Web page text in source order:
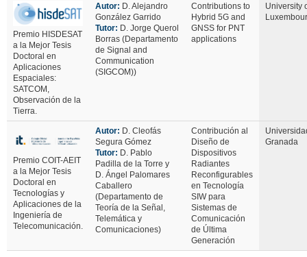
Premio HISDESAT
a la Mejor Tesis
Doctoral en
Aplicaciones
Espaciales:
SATCOM,
Observación de la
Tierra.
Autor: D. Alejandro
González Garrido
Tutor: D. Jorge Querol
Borras (Departamento
de Signal and
Communication
(SIGCOM))
Contributions to
Hybrid 5G and
GNSS for PNT
applications
University
Premio COIT-AEIT
a la Mejor Tesis
Doctoral en
Tecnologías y
Aplicaciones de la
Ingeniería de
Telecomunicación.
Autor: D. Cleofás
Segura Gómez
Tutor: D. Pablo
Padilla de la Torre y
D. Ángel Palomares
Caballero
(Departamento de
Teoría de la Señal,
Telemática y
Comunicaciones)
Contribución al
Diseño de
Dispositivos
Radiantes
Reconfigurables
en Tecnología
SIW para
Sistemas de
Comunicación
de Última
Generación
Granada